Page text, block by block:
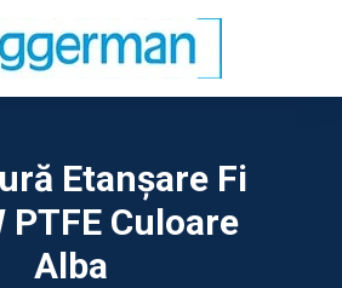
Etanşare Fi
PTFE Culoare
Alba